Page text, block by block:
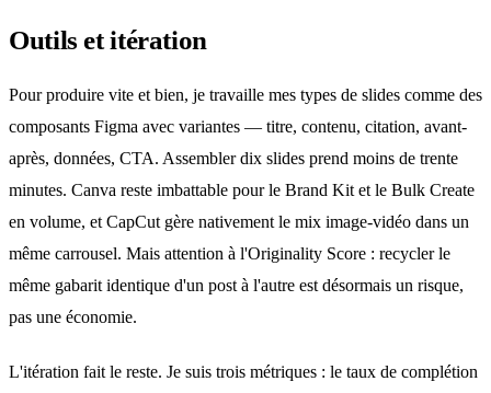
Outils et itération
Pour produire vite et bien, je travaille mes types de slides comme des
composants Figma avec variantes — titre, contenu, citation, avant-
après, données, CTA. Assembler dix slides prend moins de trente
minutes. Canva reste imbattable pour le Brand Kit et le Bulk Create
en volume, et CapCut gère nativement le mix image-vidéo dans un
même carrousel. Mais attention à l'Originality Score : recycler le
même gabarit identique d'un post à l'autre est désormais un risque,
pas une économie.
L'itération fait le reste. Je suis trois métriques : le taux de complétion